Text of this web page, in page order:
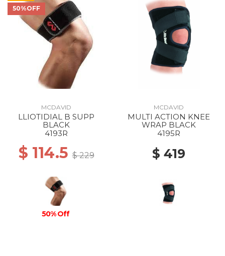
50%OFF
MCDAVID
LLIOTIDIAL B SUPP
BLACK
4193R
$ 114.5$ 229
50% Off
MCDAVID
MULTI ACTION KNEE
WRAP BLACK
4195R
$ 419